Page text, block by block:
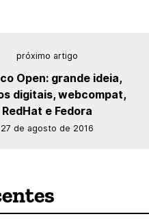
próximo artigo
Open: grande ideia,
digitais, webcompat,
RedHat e Fedora
27 de agosto de 2016